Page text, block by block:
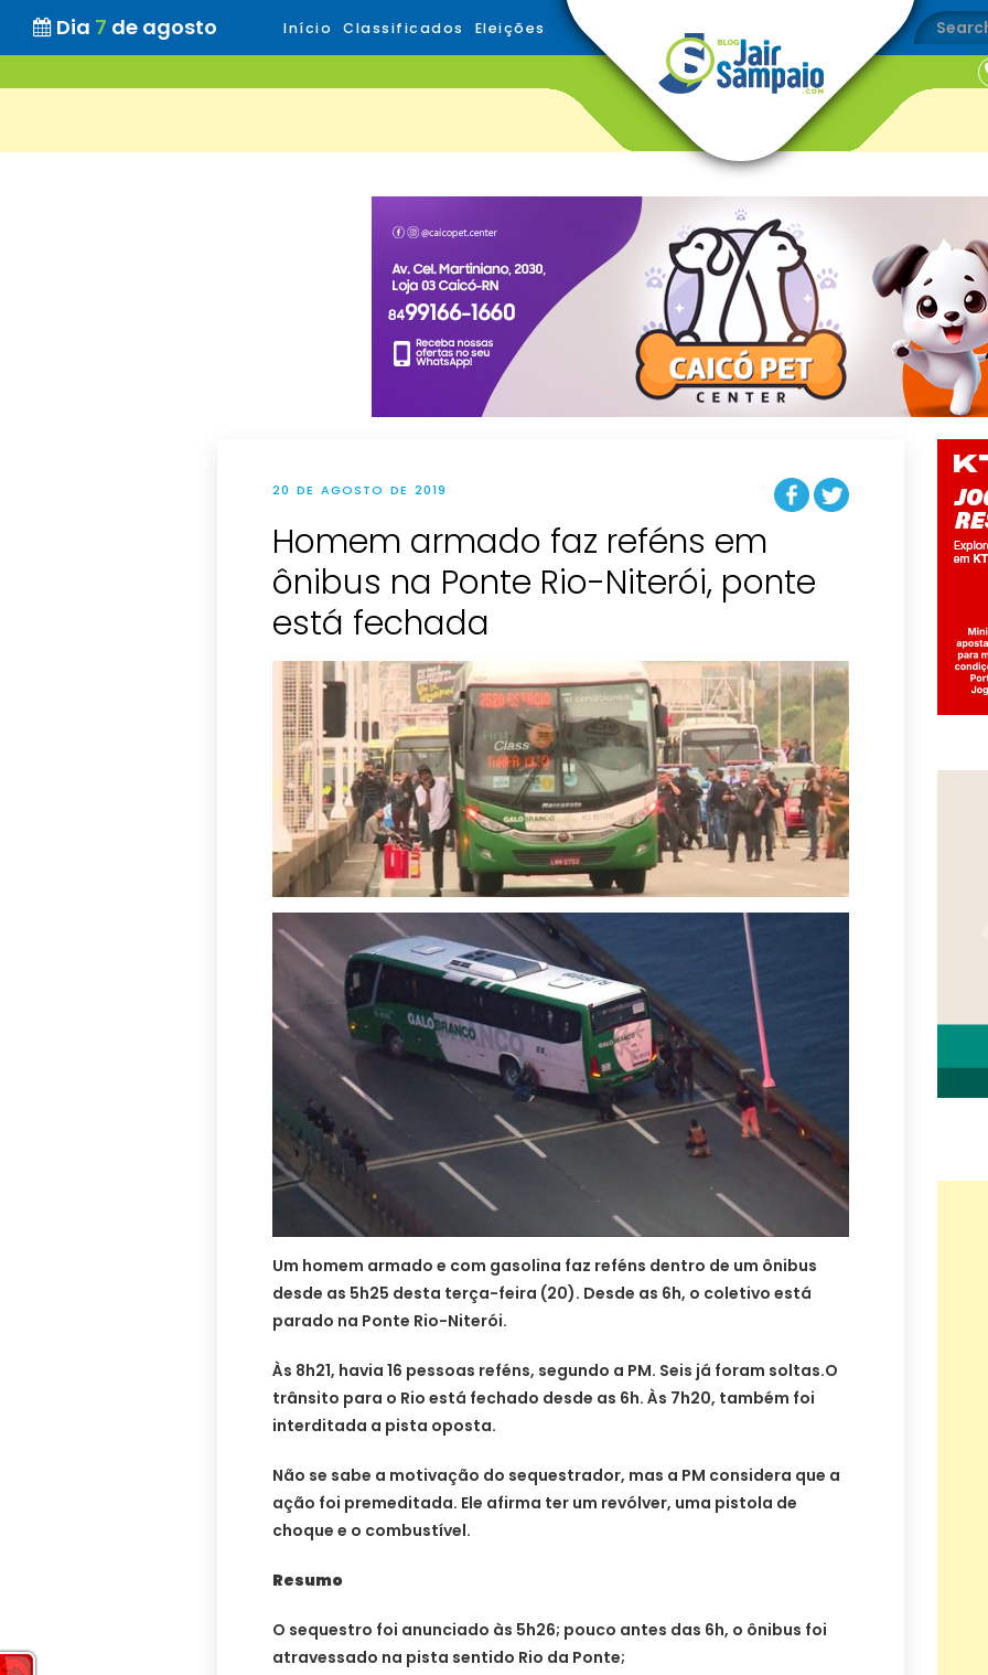
Dia 7 de agosto Início Classificados Eleições
20 DE AGOSTO DE 2019
Homem armado faz reféns em
ônibus na Ponte Rio-Niterói, ponte
está fechada
Um homem armado e com gasolina faz reféns dentro de um ônibus
desde as 5h25 desta terça-feira (20). Desde as 6h, o coletivo está
parado na Ponte Rio-Niterói.
Às 8h21, havia 16 pessoas reféns, segundo a PM. Seis já foram soltas.O
trânsito para o Rio está fechado desde as 6h. Às 7h20, também foi
interditada a pista oposta.
Não se sabe a motivação do sequestrador, mas a PM considera que a
ação foi premeditada. Ele afirma ter um revólver, uma pistola de
choque e o combustível.
Resumo
O sequestro foi anunciado às 5h26; pouco antes das 6h, o ônibus foi
atravessado na pista sentido Rio da Ponte;